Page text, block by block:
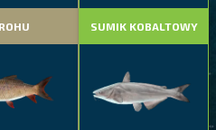
ROHU SUMIK KOBALTOWY